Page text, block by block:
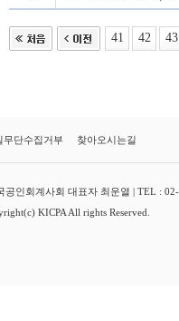
41 42 43
무단수집거부 찾아오시는길
인회계사회 대표자 최운열 | TEL :
KICPA All rights Reserved.